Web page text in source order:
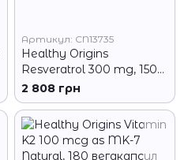
Артикул: CN13735
Healthy Origins
Resveratrol 300 mg, 150
вегакапсул
2 808 грн